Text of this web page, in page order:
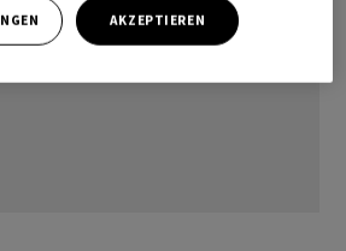
AKZEPTIEREN